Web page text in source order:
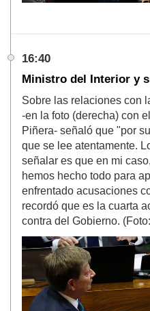
16:40
Ministro del Interior y
Sobre las relaciones con
-en la foto (derecha) con
Piñera- señaló que "por
que se lee atentamente.
señalar es que en mi
hemos hecho todo para
enfrentado acusaciones
recordó que es la cuarta
contra del Gobierno.